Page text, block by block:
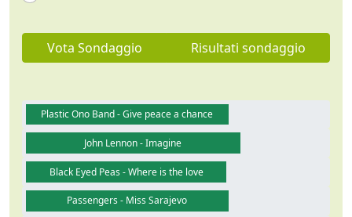
Vota Sondaggio Risultati sondaggio
Plastic Ono Band - Give peace a chance
John Lennon - Imagine
Black Eyed Peas - Where is the love
Passengers - Miss Sarajevo